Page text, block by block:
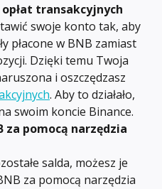
opłat transakcyjnych
swoje konto tak, aby
płacone w BNB zamiast
Dzięki temu Twoja
i oszczędzasz
. Aby to działało,
swoim koncie Binance.
za pomocą narzędzia
salda, możesz je
za pomocą narzędzia